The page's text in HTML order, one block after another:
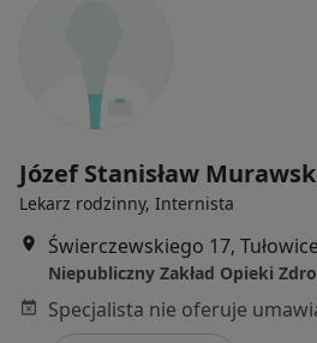
Józef Stanisław
Lekarz rodzinny, Internista
Świerczewskiego 17, Tułowice
Niepubliczny Zakład Opieki